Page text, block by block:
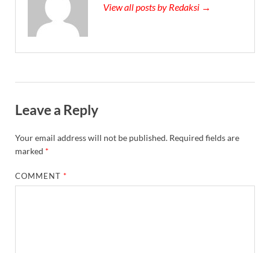
View all posts by Redaksi →
Leave a Reply
Your email address will not be published. Required fields are
marked *
COMMENT*